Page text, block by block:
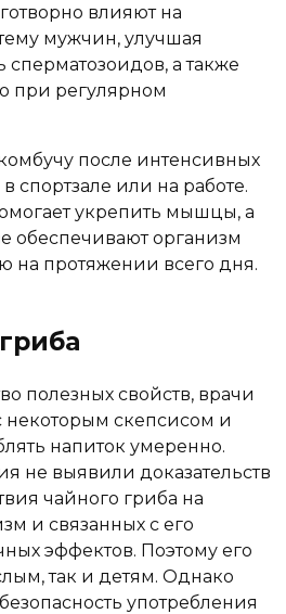
влияют на
мужчин, улучшая
сперматозоидов, а также
при регулярном
после интенсивных
спортзале или на работе.
укрепить мышцы, а
обеспечивают организм
на протяжении всего дня.
полезных свойств, врачи
некоторым скепсисом и
напиток умеренно.
не выявили доказательств
чайного гриба на
и связанных с его
эффектов. Поэтому его
так и детям. Однако
употребления